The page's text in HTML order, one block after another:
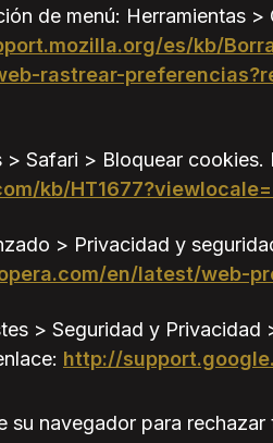
de menú: Herramientas
es/kb/
rastrear-
> Safari > Bloquear cookies.
kb/
> Privacidad y
en/latest/web-
> Seguridad y
http://
su navegador para